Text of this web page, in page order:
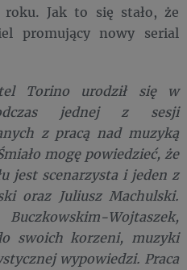
Jak to się stało, że
promujący nowy serial
Torino urodził się w
jednej z sesji
z pracą nad muzyką
mogę powiedzieć, że
jest scenarzysta i jeden z
oraz Juliusz Machulski.
Wojtaszek,
swoich korzeni, muzyki
wypowiedzi. Praca